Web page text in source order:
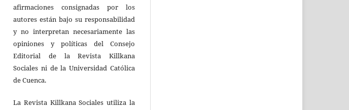
afirmaciones consignadas por los
autores están bajo su responsabilidad
y no interpretan necesariamente las
opiniones y políticas del Consejo
Editorial de la Revista Killkana
Sociales ni de la Universidad Católica
de Cuenca.
La Revista Killkana Sociales utiliza la